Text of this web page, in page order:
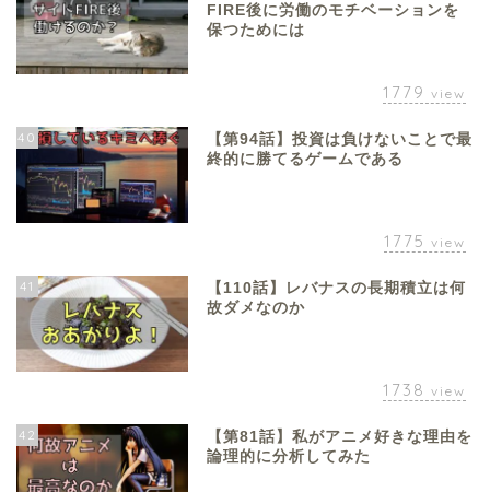
FIRE後に労働のモチベーションを
保つためには
1779 view
40
【第94話】投資は負けないことで最
終的に勝てるゲームである
1775 view
41
【110話】レバナスの長期積立は何
故ダメなのか
1738 view
42
【第81話】私がアニメ好きな理由を
論理的に分析してみた